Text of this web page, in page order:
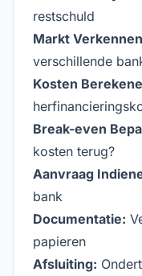
restschuld
Markt
verschillende
Kosten
Break-even
kosten terug?
Aanvraag
bank
Documentatie:
papieren
Afsluiting: